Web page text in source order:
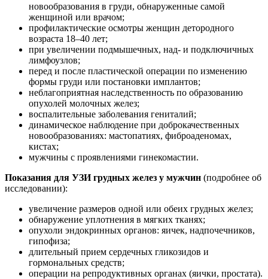
новообразования в груди, обнаруженные самой
женщиной или врачом;
профилактические осмотры женщин детородного
возраста 18–40 лет;
при увеличении подмышечных, над- и подключичных
лимфоузлов;
перед и после пластической операции по изменению
формы груди или постановки имплантов;
неблагоприятная наследственность по образованию
опухолей молочных желез;
воспалительные заболевания гениталий;
динамическое наблюдение при доброкачественных
новообразованиях: мастопатиях, фиброаденомах,
кистах;
мужчины с проявлениями гинекомастии.
Показания для УЗИ грудных желез у мужчин (подробнее об
исследовании):
увеличение размеров одной или обеих грудных желез;
обнаружение уплотнения в мягких тканях;
опухоли эндокринных органов: яичек, надпочечников,
гипофиза;
длительный прием сердечных гликозидов и
гормональных средств;
операции на репродуктивных органах (яички, простата).